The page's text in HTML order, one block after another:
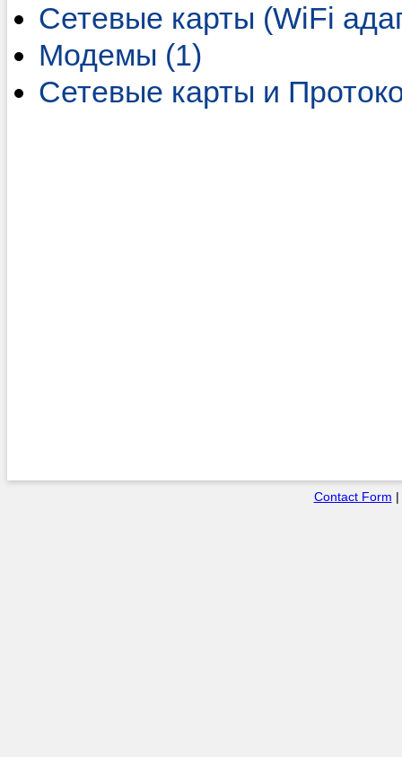
Сетевые карты (WiFi
Модемы (1)
Сетевые карты и
Contact Form |